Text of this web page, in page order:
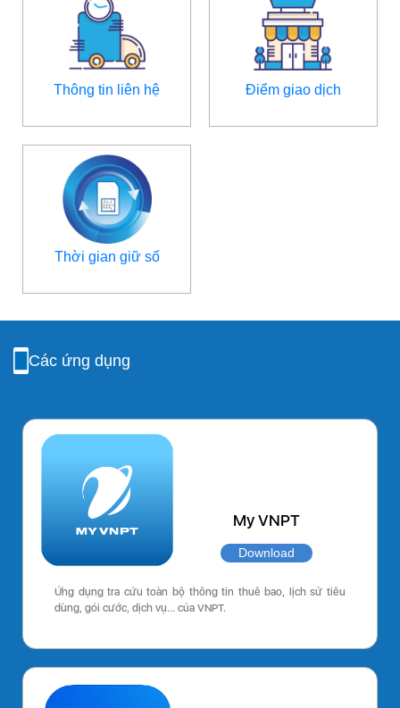
Thông tin liên hệ Điểm giao dịch
Thời gian giữ số
Các ứng dụng
My VNPT
Download
Ứng dụng tra cứu toàn bộ thông tin thuê bao, lịch sử tiêu
dùng, gói cước, dịch vụ… của VNPT.